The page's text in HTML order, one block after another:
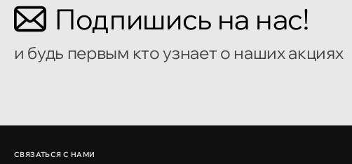
улица Алеку Руссо 1
Кишинёв
Подпишись на нас!
и будь первым кто узнает о наших акциях
СВЯЗАТЬСЯ С НАМИ